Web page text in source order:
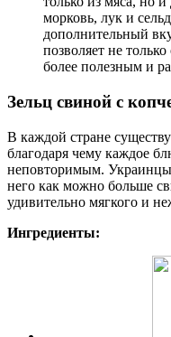
морковь, лук и
дополнительный
позволяет не
более полезным и
Зельц свиной с
В каждой стране
благодаря чему каждое
неповторимым.
него как можно больше
удивительно мягкого и
Ингредиенты: